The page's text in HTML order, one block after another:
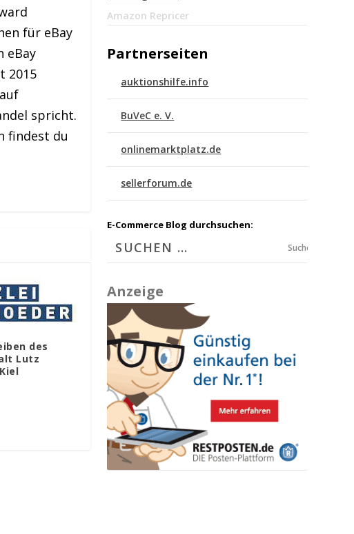
für eBay
eBay
2015
spricht.
findest du
des
Lutz
Amazon Repricer
Partnerseiten
auktionshilfe.info
BuVeC e. V.
onlinemarktplatz.de
sellerforum.de
E-Commerce Blog durchsuchen:
Suchen
Anzeige